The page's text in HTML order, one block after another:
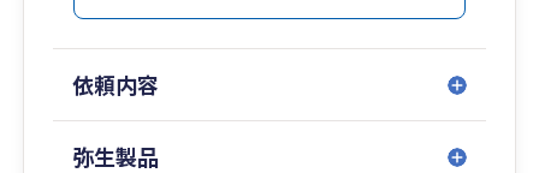
依頼内容
弥生製品